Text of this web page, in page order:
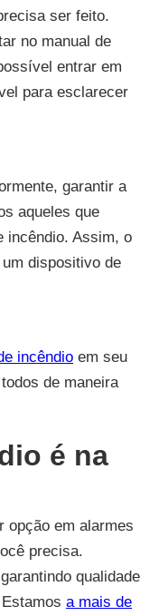
ser feito.
no manual de
entrar em
para esclarecer
garantir a
aqueles que
incêndio. Assim, o
dispositivo de
incêndio em seu
de maneira
é na
opção em alarmes
precisa.
qualidade
a mais de